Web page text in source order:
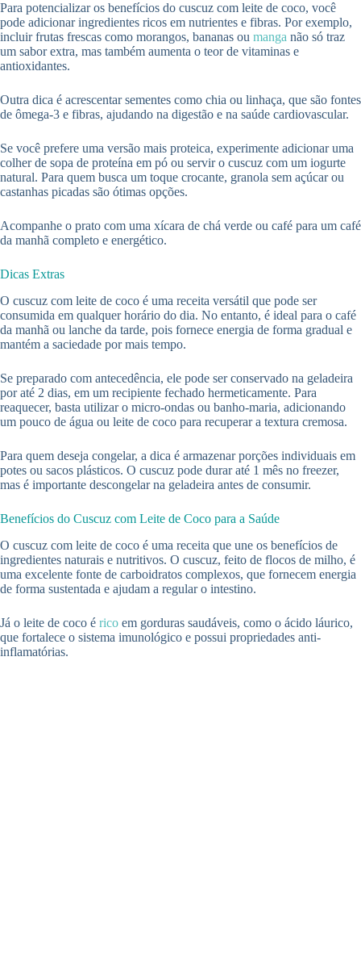
Para potencializar os benefícios do cuscuz com leite de coco, você
pode adicionar ingredientes ricos em nutrientes e fibras. Por exemplo,
incluir frutas frescas como morangos, bananas ou manga não só traz
um sabor extra, mas também aumenta o teor de vitaminas e
antioxidantes.
Outra dica é acrescentar sementes como chia ou linhaça, que são fontes
de ômega-3 e fibras, ajudando na digestão e na saúde cardiovascular.
Se você prefere uma versão mais proteica, experimente adicionar uma
colher de sopa de proteína em pó ou servir o cuscuz com um iogurte
natural. Para quem busca um toque crocante, granola sem açúcar ou
castanhas picadas são ótimas opções.
Acompanhe o prato com uma xícara de chá verde ou café para um café
da manhã completo e energético.
Dicas Extras
O cuscuz com leite de coco é uma receita versátil que pode ser
consumida em qualquer horário do dia. No entanto, é ideal para o café
da manhã ou lanche da tarde, pois fornece energia de forma gradual e
mantém a saciedade por mais tempo.
Se preparado com antecedência, ele pode ser conservado na geladeira
por até 2 dias, em um recipiente fechado hermeticamente. Para
reaquecer, basta utilizar o micro-ondas ou banho-maria, adicionando
um pouco de água ou leite de coco para recuperar a textura cremosa.
Para quem deseja congelar, a dica é armazenar porções individuais em
potes ou sacos plásticos. O cuscuz pode durar até 1 mês no freezer,
mas é importante descongelar na geladeira antes de consumir.
Benefícios do Cuscuz com Leite de Coco para a Saúde
O cuscuz com leite de coco é uma receita que une os benefícios de
ingredientes naturais e nutritivos. O cuscuz, feito de flocos de milho, é
uma excelente fonte de carboidratos complexos, que fornecem energia
de forma sustentada e ajudam a regular o intestino.
Já o leite de coco é rico em gorduras saudáveis, como o ácido láurico,
que fortalece o sistema imunológico e possui propriedades anti-
inflamatórias.